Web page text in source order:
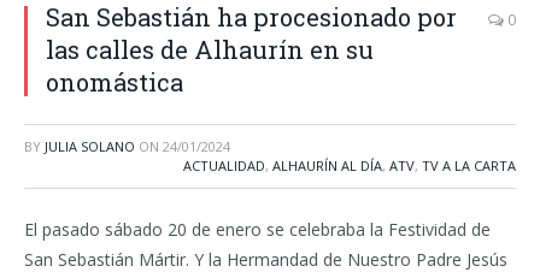
San Sebastián ha procesionado por
las calles de Alhaurín en su
onomástica
0
BY JULIA SOLANO ON 24/01/2024
ACTUALIDAD, ALHAURÍN AL DÍA, ATV, TV A LA CARTA
El pasado sábado 20 de enero se celebraba la Festividad de
San Sebastián Mártir. Y la Hermandad de Nuestro Padre Jesús